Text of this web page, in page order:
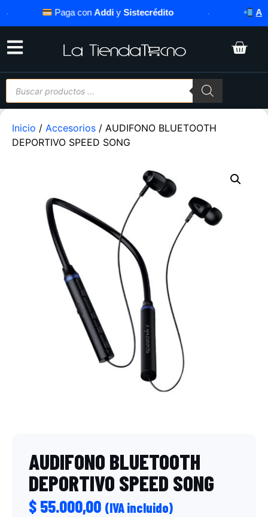
Paga conAddiySistecrédito
Inicio / Accesorios / AUDIFONO BLUETOOTH
DEPORTIVO SPEED SONG
AUDIFONO BLUETOOTH
DEPORTIVO SPEED SONG
$ 55.000,00 (IVA incluido)